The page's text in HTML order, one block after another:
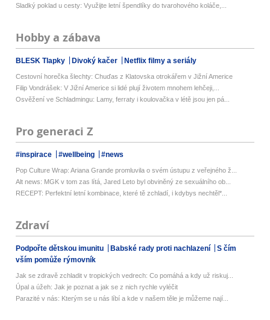
Sladký poklad u cesty: Využijte letní špendlíky do tvarohového koláče,...
Hobby a zábava
BLESK Tlapky Divoký kačer Netflix filmy a seriály
Cestovní horečka šlechty: Chuďas z Klatovska otrokářem v Jižní Americe
Filip Vondrášek: V Jižní Americe si lidé plují životem mnohem lehčeji,...
Osvěžení ve Schladmingu: Lamy, ferraty i koulovačka v létě jsou jen pá...
Pro generaci Z
#inspirace #wellbeing #news
Pop Culture Wrap: Ariana Grande promluvila o svém ústupu z veřejného ž...
Alt news: MGK v tom zas lítá, Jared Leto byl obviněný ze sexuálního ob...
RECEPT: Perfektní letní kombinace, které tě zchladí, i kdybys nechtěl*...
Zdraví
Podpořte dětskou imunitu Babské rady proti nachlazení
S čím
vším pomůže rýmovník
Jak se zdravě zchladit v tropických vedrech: Co pomáhá a kdy už riskuj...
Úpal a úžeh: Jak je poznat a jak se z nich rychle vyléčit
Parazité v nás: Kterým se u nás líbí a kde v našem těle je můžeme nají...